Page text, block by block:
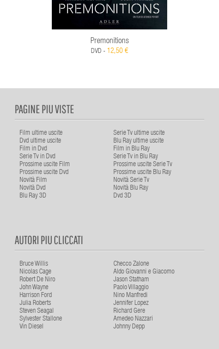
Premonitions
DVD - 12,50 €
PAGINE PIU VISTE
Film ultime uscite
Serie Tv ultime uscite
Dvd ultime uscite
Blu Ray ultime uscite
Film in Dvd
Film in Blu Ray
Serie Tv in Dvd
Serie Tv in Blu Ray
Prossime uscite Film
Prossime uscite Serie Tv
Prossime uscite Dvd
Prossime uscite Blu Ray
Novità Film
Novità Serie Tv
Novità Dvd
Novità Blu Ray
Blu Ray 3D
Dvd 3D
AUTORI PIU CLICCATI
Bruce Willis
Checco Zalone
Nicolas Cage
Aldo Giovanni e Giacomo
Robert De Niro
Jason Statham
John Wayne
Paolo Villaggio
Harrison Ford
Nino Manfredi
Julia Roberts
Jennifer Lopez
Steven Seagal
Richard Gere
Sylvester Stallone
Amedeo Nazzari
Vin Diesel
Johnny Depp